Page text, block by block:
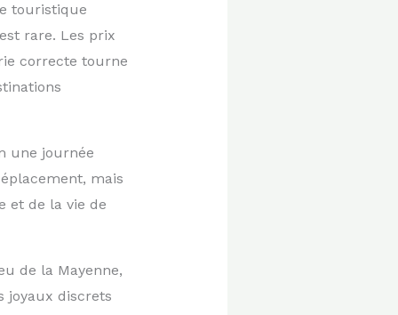
touristique
rare. Les prix
correcte tourne
une journée
mais
et de la vie de
de la Mayenne,
joyaux discrets